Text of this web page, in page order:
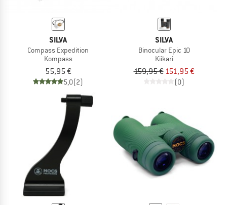
SILVA
Compass Expedition
Kompass
55,95 €
5,0(2)
SILVA
Binocular Epic 10
Kiikari
159,95 € 151,95 €
(0)